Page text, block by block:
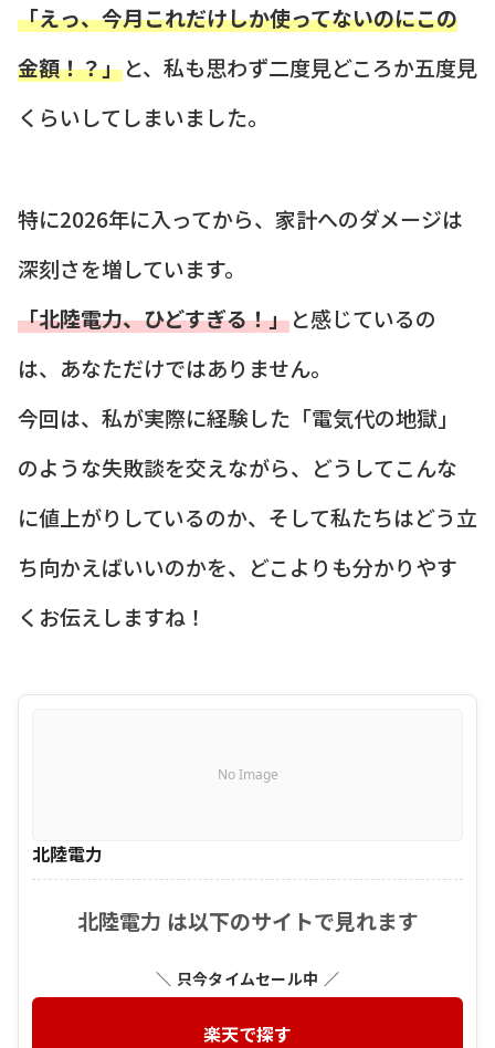
「えっ、今月これだけしか使ってないのにこの
金額！？」と、私も思わず二度見どころか五度見
くらいしてしまいました。
特に2026年に入ってから、家計へのダメージは
深刻さを増しています。
「北陸電力、ひどすぎる！」と感じているの
は、あなただけではありません。
今回は、私が実際に経験した「電気代の地獄」
のような失敗談を交えながら、どうしてこんな
に値上がりしているのか、そして私たちはどう立
ち向かえばいいのかを、どこよりも分かりやす
くお伝えしますね！
No Image
北陸電力
北陸電力 は以下のサイトで見れます
＼ 只今タイムセール中 ／
楽天で探す